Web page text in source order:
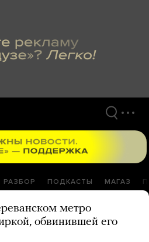
РАЗБОР ПОДКАСТЫ МАГАЗ
метро
обвинившей его